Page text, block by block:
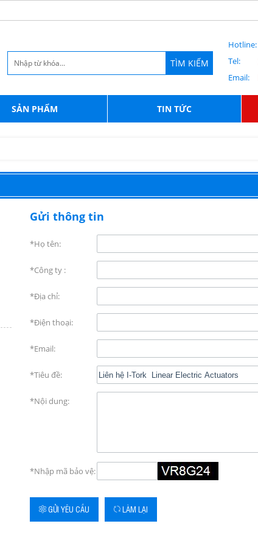
TÌM KIẾM
Hotline:
Tel:
Email:
SẢN PHẨM TIN TỨC
Gửi thông tin
*Họ tên:
*Công ty :
*Địa chỉ:
*Điện thoại:
*Email:
*Tiêu đề:
*Nội dung:
*Nhập mã bảo vệ:
GỬI YÊU CẦU LÀM LẠI